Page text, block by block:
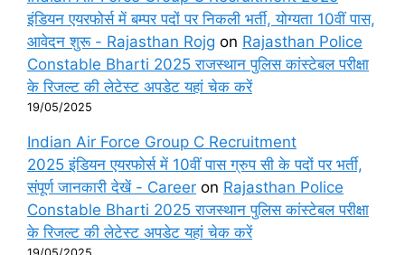
इंडियन एयरफोर्स में बम्पर पदों पर निकली भर्ती, योग्यता 10वीं पास,
आवेदन शुरू - Rajasthan Rojg on Rajasthan Police
Constable Bharti 2025 राजस्थान पुलिस कांस्टेबल परीक्षा
के रिजल्ट की लेटेस्ट अपडेट यहां चेक करें
19/05/2025
Indian Air Force Group C Recruitment
2025 इंडियन एयरफोर्स में 10वीं पास ग्रुप सी के पदों पर भर्ती,
संपूर्ण जानकारी देखें - Career on Rajasthan Police
Constable Bharti 2025 राजस्थान पुलिस कांस्टेबल परीक्षा
के रिजल्ट की लेटेस्ट अपडेट यहां चेक करें